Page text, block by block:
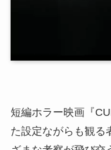
短編ホラー映画『
た設定ながらも観る